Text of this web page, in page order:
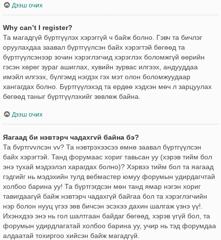
Дээш очих
Why can’t I register?
Та магадгүй бүртгүүлэх хэрэггүй ч байж болно. Гэвч та бичлэг
оруулахдаа заавал бүртгүүлсэн байх хэрэгтэй бөгөөд та
бүртгүүлсэнээр зочин хэрэглэгчид хэрэглэх боломжгүй өөрийн
гэсэн хөрөг зураг ашиглах, хувийн зурвас илгээх, андууддаа
имэйл илгээх, бүлгэмд нэгдэх гэх мэт олон боломжуудаар
хангагдах болно. Бүртгүүлэхэд та ердөө хэдхэн мөч л зарцуулах
бөгөөд таныг бүртгүүлэхийг зөвлөж байна.
Дээш очих
Яагаад би нэвтэрч чадахгvй байна бэ?
Та бvртгvvлсэн vv? Та нэвтрэхээсээ өмнө заавал бүртгүүлсэн
байх хэрэгтэй. Танд форумаас хориг тавьсан уу (хэрэв тийм бол
энэ тухай мэдээлэл харагдах болно)? Хэрвээ тийм бол та яагаад
гэдгийг нь мэдэхийн тулд вебмастер юмуу форумын удирдагчтай
холбоо барина уу! Та бүртгэгдсэн мөн танд ямар нэгэн хориг
тавигдаагүй байж нэвтэрч чадахгүй байгаа бол та хэрэглэгчийн
нэр болон нууц үгээ зөв бичсэн эсэхээ дахин шалгаж үзнэ үү!.
Ихэнхдээ энэ нь гол шалтгаан байдаг бөгөөд, хэрэв үгүй бол, та
форумын удирдлагатай холбоо барина уу, учир нь тэд форумдаа
алдаатай тохиргоо хийсэн байж магадгүй.